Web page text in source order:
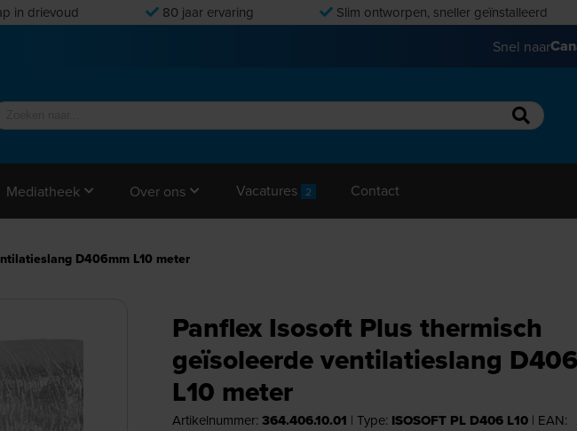
in drievoud 80 jaar ervaring Slim ontworpen, sneller geïnstalleerd
Snel naar
Mediatheek Over ons Vacatures 2 Contact
D406mm L10 meter
Panflex Isosoft Plus thermisch
geïsoleerde ventilatieslang
L10 meter
Artikelnummer: 364.406.10.01 | Type: ISOSOFT PL D406 L10 | EAN: